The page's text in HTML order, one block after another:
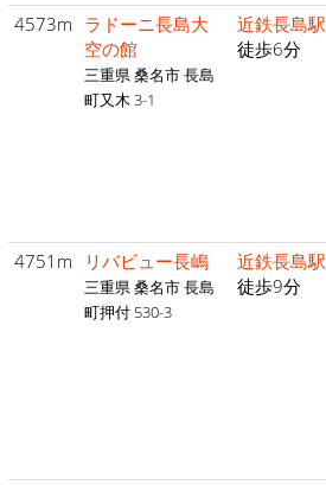
4573m ラドーニ長島大
空の館
三重県 桑名市 長島
町又木 3-1
近鉄長島駅
徒歩6分
4751m リバビュー長嶋
三重県 桑名市 長島
町押付 530-3
近鉄長島駅
徒歩9分